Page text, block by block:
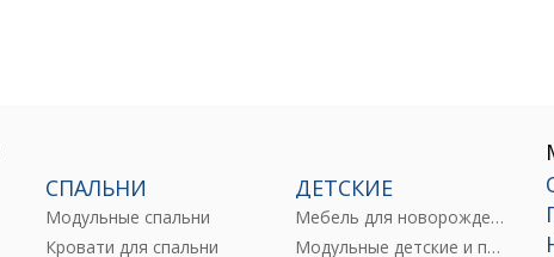
СПАЛЬНИ
Модульные спальни
Кровати для спальни
ДЕТСКИЕ
Мебель для новорожденных
Модульные детские и подростковые